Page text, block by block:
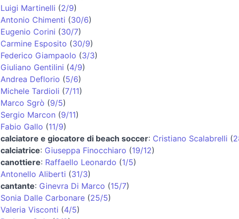
Luigi Martinelli (2/9)
Antonio Chimenti (30/6)
Eugenio Corini (30/7)
Carmine Esposito (30/9)
Federico Giampaolo (3/3)
Giuliano Gentilini (4/9)
Andrea Deflorio (5/6)
Michele Tardioli (7/11)
Marco Sgrò (9/5)
Sergio Marcon (9/11)
Fabio Gallo (11/9)
calciatore e giocatore di beach soccer: Cristiano Scalabrelli (
calciatrice: Giuseppa Finocchiaro (19/12)
canottiere: Raffaello Leonardo (1/5)
Antonello Aliberti (31/3)
cantante: Ginevra Di Marco (15/7)
Sonia Dalle Carbonare(25/5)
Valeria Visconti (4/5)